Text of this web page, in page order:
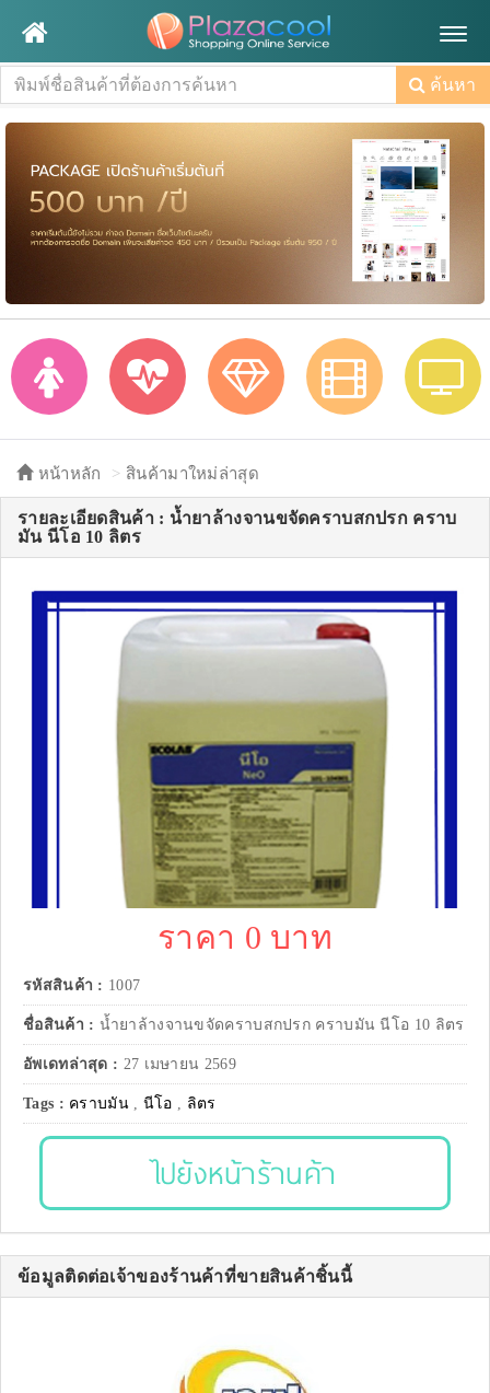
ค้นหา
หน้าหลัก สินค้ามาใหม่ล่าสุด
รายละเอียดสินค้า : น้ำยาล้างจานขจัดคราบสกปรก คราบ
มัน นีโอ 10 ลิตร
ราคา 0 บาท
รหัสสินค้า : 1007
ชื่อสินค้า : น้ำยาล้างจานขจัดคราบสกปรก คราบมัน นีโอ 10 ลิตร
อัพเดทล่าสุด : 27 เมษายน 2569
Tags : คราบมัน, นีโอ , ลิตร
ไปยังหน้าร้านค้า
ข้อมูลติดต่อเจ้าของร้านค้าที่ขายสินค้าชิ้นนี้